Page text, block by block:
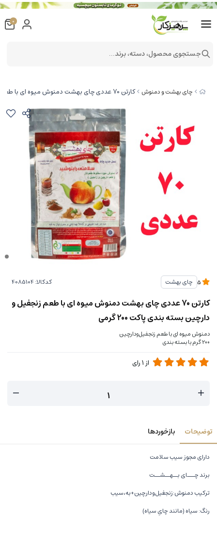
چای بهشت و دمنوش کارتن 70 عددی چای بهشت دمنوش میوه ای با طعم زنجفیل و دارچین بسته بندی پاکت 200 گرمی
چای بهشت کدکالا:
کارتن 70 عددی چای بهشت دمنوش میوه ای با طعم زنجفیل و
دارچین بسته بندی پاکت 200 گرمی
دمنوش میوه ای با طعم زنجفیل‌ودارچین
200 گرم با بسته بندی
از 1رای
توضیحات بازخوردها
دارای مجوز سیب سلامت
برند چـــای بــهــشــت
ترکیب دمنوش:زنجفیل‌و‌دارچین+به،سیب
رنگ: سیاه (مانند چایِ سیاه)
0
جستجوی محصول، دسته، برند...